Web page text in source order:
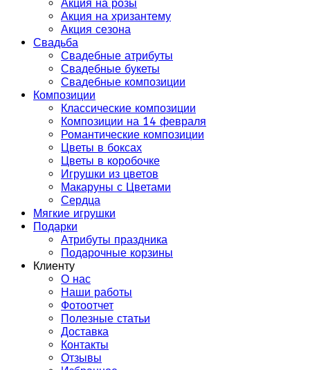
Акция на розы
Акция на хризантему
Акция сезона
Свадьба
Свадебные атрибуты
Свадебные букеты
Свадебные композиции
Композиции
Классические композиции
Композиции на 14 февраля
Романтические композиции
Цветы в боксах
Цветы в коробочке
Игрушки из цветов
Макаруны с Цветами
Сердца
Мягкие игрушки
Подарки
Атрибуты праздника
Подарочные корзины
Клиенту
О нас
Наши работы
Фотоотчет
Полезные статьи
Доставка
Контакты
Отзывы